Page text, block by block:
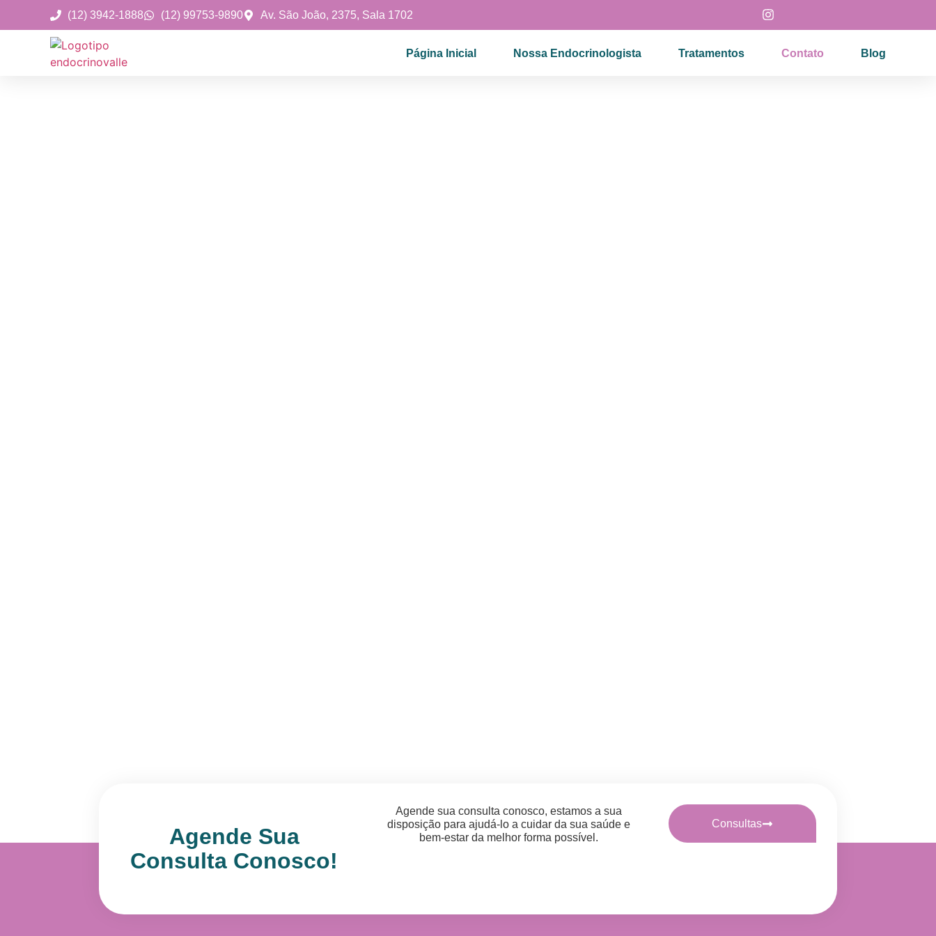
(12) 3942-1888 (12) 99753-9890 Av. São João, 2375, Sala 1702
Página Inicial Nossa Endocrinologista Tratamentos Contato Blog
Agende Sua
Consulta Conosco!
Agende sua consulta conosco, estamos a sua
disposição para ajudá-lo a cuidar da sua saúde e
bem-estar da melhor forma possível.
Consultas